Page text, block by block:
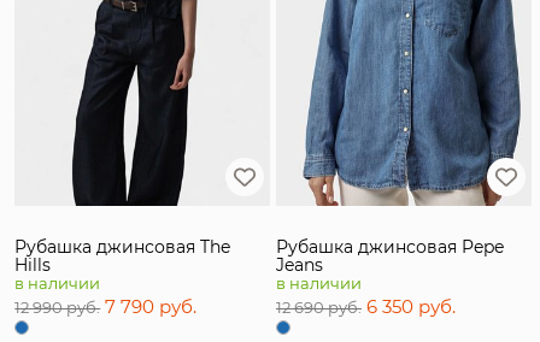
Рубашка джинсовая The
Hills
в наличии
12 990 руб. 7 790 руб.
Рубашка джинсовая Pepe
Jeans
в наличии
12 690 руб. 6 350 руб.